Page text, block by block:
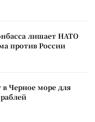
лишает НАТО
против России
Черное море для